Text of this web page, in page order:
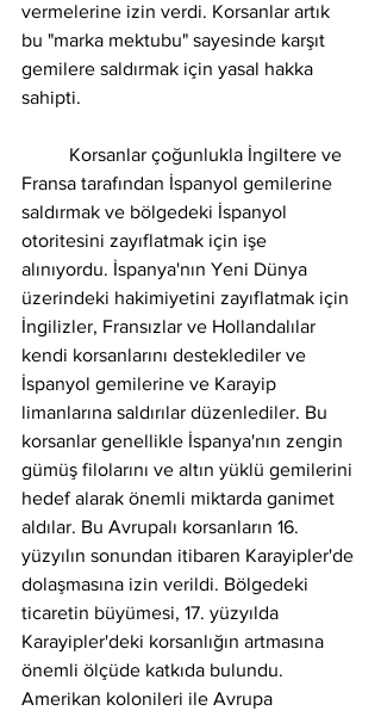
vermelerine izin verdi. Korsanlar artık
bu "marka mektubu" sayesinde karşıt
gemilere saldırmak için yasal hakka
sahipti.
Fransa tarafından İspanyol gemilerine
saldırmak ve bölgedeki İspanyol
otoritesini zayıflatmak için işe
alınıyordu. İspanya'nın Yeni Dünya
üzerindeki hakimiyetini zayıflatmak için
İngilizler, Fransızlar ve Hollandalılar
kendi korsanlarını desteklediler ve
İspanyol gemilerine ve Karayip
limanlarına saldırılar düzenlediler. Bu
korsanlar genellikle İspanya'nın zengin
gümüş filolarını ve altın yüklü gemilerini
hedef alarak önemli miktarda ganimet
aldılar. Bu Avrupalı korsanların 16.
yüzyılın sonundan itibaren Karayipler'de
dolaşmasına izin verildi. Bölgedeki
ticaretin büyümesi, 17. yüzyılda
Karayipler'deki korsanlığın artmasına
önemli ölçüde katkıda bulundu.
Amerikan kolonileri ile Avrupa